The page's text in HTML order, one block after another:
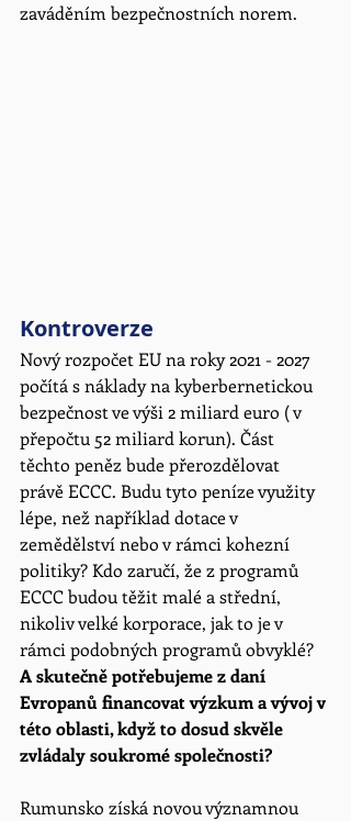
zaváděním bezpečnostních norem.
Kontroverze
Nový rozpočet EU na roky 2021 - 2027
počítá s náklady na kyberbernetickou
bezpečnost ve výši 2 miliard euro ( v
přepočtu 52 miliard korun). Část
těchto peněz bude přerozdělovat
právě ECCC. Budu tyto peníze využity
lépe, než například dotace v
zemědělství nebo v rámci kohezní
politiky? Kdo zaručí, že z programů
ECCC budou těžit malé a střední,
nikoliv velké korporace, jak to je v
rámci podobných programů obvyklé?
A skutečně potřebujeme z daní
Evropanů financovat výzkum a vývoj v
této oblasti, když to dosud skvěle
zvládaly soukromé společnosti?
Rumunsko získá novou významnou